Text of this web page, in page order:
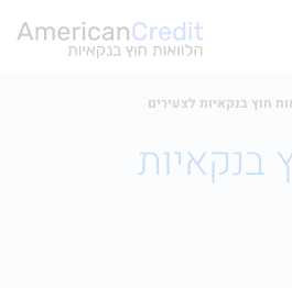
חוץ בנקאיות לצעירים
בנקאיות